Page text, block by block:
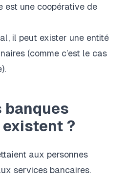
est une coopérative de
il peut exister une entité
(comme c’est le cas
banques
?
aux personnes
services bancaires.